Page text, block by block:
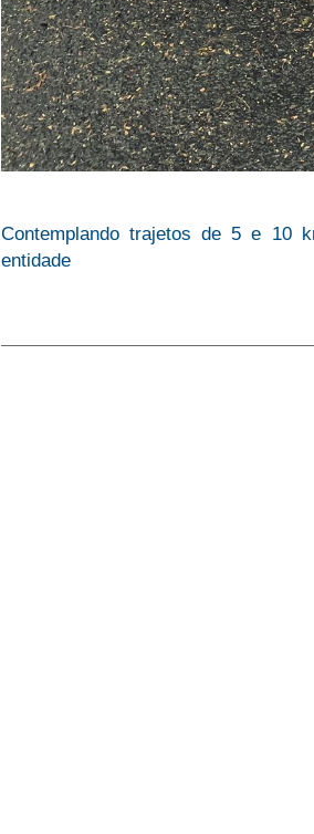
Contemplando trajetos de 5 e 10
entidade